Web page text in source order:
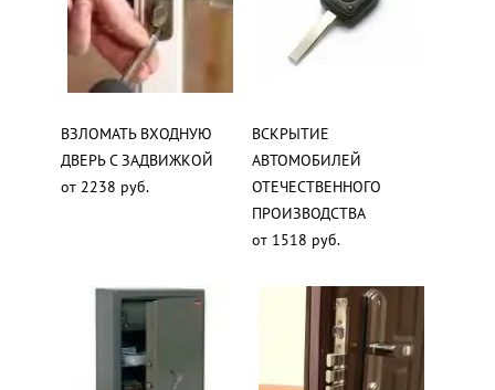
ВЗЛОМАТЬ ВХОДНУЮ
ДВЕРЬ С ЗАДВИЖКОЙ
от 2238 руб.
ВСКРЫТИЕ
АВТОМОБИЛЕЙ
ОТЕЧЕСТВЕННОГО
ПРОИЗВОДСТВА
от 1518 руб.